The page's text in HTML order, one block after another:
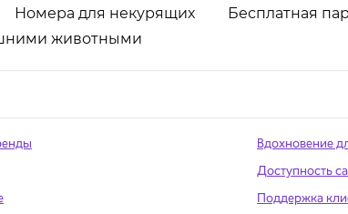
Номера для некурящих
Бесплатная
животными
Вдохновение
Доступность
Поддержка